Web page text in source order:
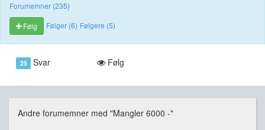
Forumemner (235)
Følg
Følger (6) Følgere (5)
25 Svar Følg
Andre forumemner med "Mangler 6000 -"